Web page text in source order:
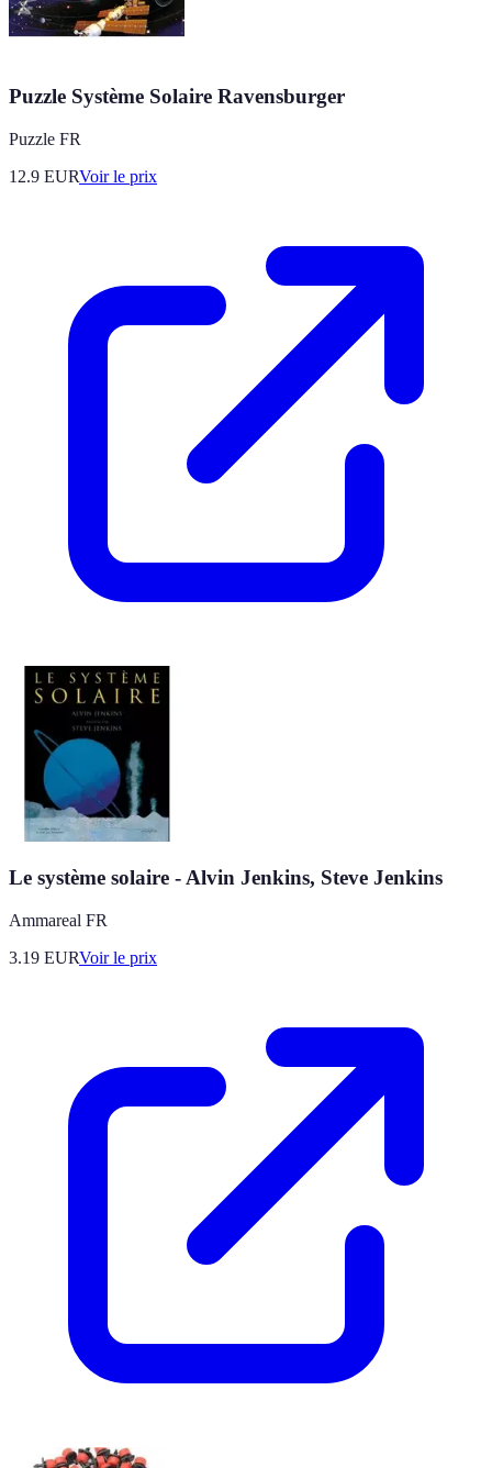
Puzzle Système Solaire Ravensburger
Puzzle FR
12.9 EURVoir le prix
Le système solaire - Alvin Jenkins, Steve Jenkins
Ammareal FR
3.19 EURVoir le prix